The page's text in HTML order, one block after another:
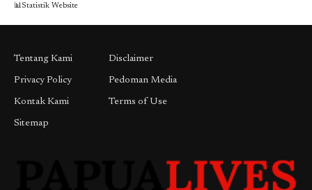
📊Statistik Website
Tentang Kami
Privacy Policy
Kontak Kami
Sitemap
Disclaimer
Pedoman Media
Terms of Use